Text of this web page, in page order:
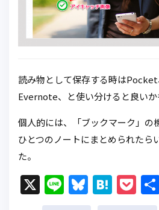
読み物として保存する時は
Evernote、と使い分けると良いか
個人的には、「ブックマーク」の
ひとつのノートにまとめられたら
た。
X Li
n
Bl
u
H
at
P
o